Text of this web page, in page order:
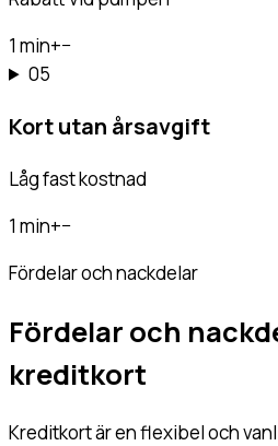
1 min+−
05
Kort utan årsavgift
Låg fast kostnad
1 min+−
Fördelar och nackdelar
Fördelar och
kreditkort
Kreditkort är en flexibel och